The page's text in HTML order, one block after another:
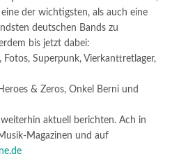
der wichtigsten, als auch eine
deutschen Bands zu
bis jetzt dabei:
Superpunk, Vierkanttretlager,
& Zeros, Onkel Berni und
aktuell berichten. Ach in
Magazinen und auf